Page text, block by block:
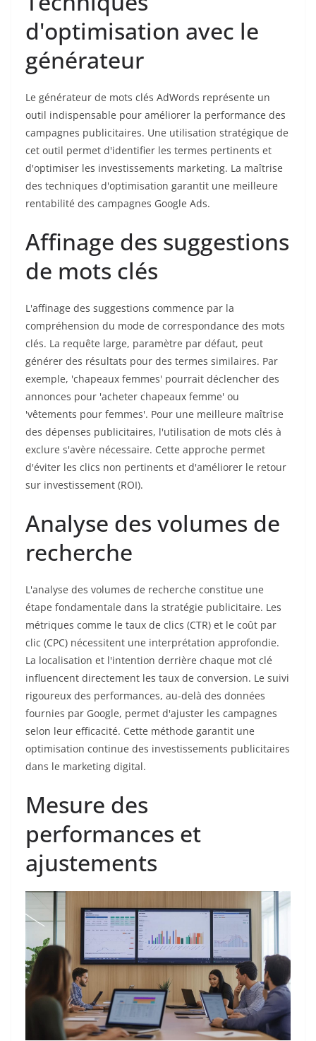
d'optimisation avec le
générateur
Le générateur de mots clés AdWords représente un
outil indispensable pour améliorer la performance des
campagnes publicitaires. Une utilisation stratégique de
cet outil permet d'identifier les termes pertinents et
d'optimiser les investissements marketing. La maîtrise
des techniques d'optimisation garantit une meilleure
rentabilité des campagnes Google Ads.
Affinage des suggestions
de mots clés
L'affinage des suggestions commence par la
compréhension du mode de correspondance des mots
clés. La requête large, paramètre par défaut, peut
générer des résultats pour des termes similaires. Par
exemple, 'chapeaux femmes' pourrait déclencher des
annonces pour 'acheter chapeaux femme' ou
'vêtements pour femmes'. Pour une meilleure maîtrise
des dépenses publicitaires, l'utilisation de mots clés à
exclure s'avère nécessaire. Cette approche permet
d'éviter les clics non pertinents et d'améliorer le retour
sur investissement (ROI).
Analyse des volumes de
recherche
L'analyse des volumes de recherche constitue une
étape fondamentale dans la stratégie publicitaire. Les
métriques comme le taux de clics (CTR) et le coût par
clic (CPC) nécessitent une interprétation approfondie.
La localisation et l'intention derrière chaque mot clé
influencent directement les taux de conversion. Le suivi
rigoureux des performances, au-delà des données
fournies par Google, permet d'ajuster les campagnes
selon leur efficacité. Cette méthode garantit une
optimisation continue des investissements publicitaires
dans le marketing digital.
Mesure des
performances et
ajustements